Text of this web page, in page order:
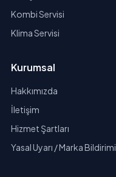
Kombi Servisi
Klima Servisi
Kurumsal
Hakkımızda
İletişim
Hizmet Şartları
Yasal Uyarı / Marka Bildirimi